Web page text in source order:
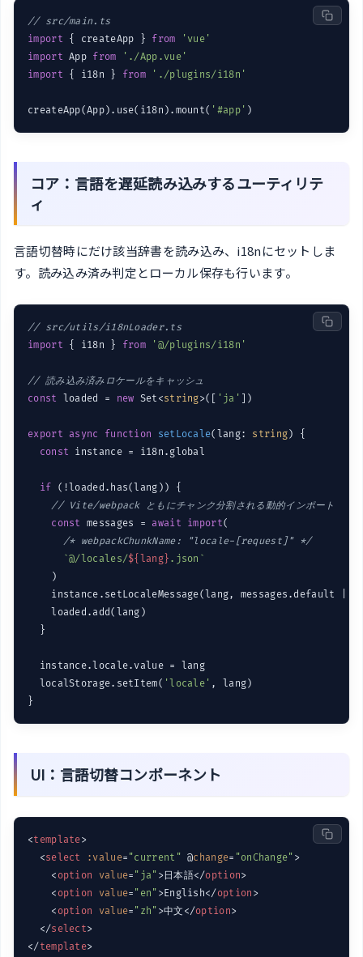
// src/main.ts
import { createApp } from
'vue'
import App from
'./App.vue'
import { i18n } from './plugins/i18n'
createApp(App).use(i18n).mount( '#app'
コア：言語を遅延読み込みするユーティリテ
ィ
言語切替時にだけ該当辞書を読み込み、i18nにセットしま
す。読み込み済み判定とローカル保存も行います。
// src/utils/i18nLoader.ts
import { i18n } from '@/plugins/i18n'
// 読み込み済みロケールをキャッシュ
const loaded = new Set<string>([ 'ja' ])
export async function setLocale( lang: string ) {
const instance = i18n.global
if (!loaded.has(lang)) {
// Vite/webpack ともにチャンク分割される動的インポート
const messages = await import(
/* webpackChunkName: "locale-[request]" */
`@/locales/${lang} .json`
    )
instance.setLocaleMessage(lang, messages.default ||
    loaded.add(lang)
  }
  instance.locale.value = lang
  localStorage.setItem(
'locale' , lang)
UI：言語切替コンポーネント
<template>
<select :value= "current" @change= "onChange" >
< option value= "ja" >日本語</option>
< option value= "en" >English</option >
< option value= "zh" >中文 </option>
</select>
</template>